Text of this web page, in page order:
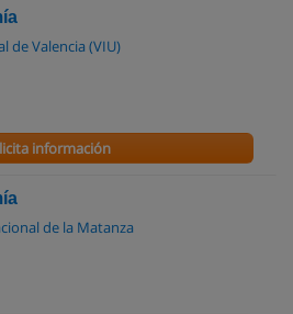
de Valencia (VIU)
información
de la Matanza